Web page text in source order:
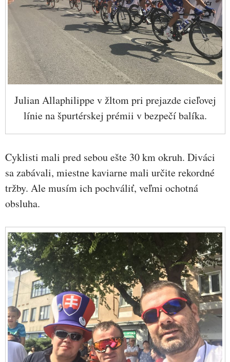
Julian Allaphilippe v žltom pri prejazde cieľovej
línie na špurtérskej prémii v bezpečí balíka.
Cyklisti mali pred sebou ešte 30 km okruh. Diváci
sa zabávali, miestne kaviarne mali určite rekordné
tržby. Ale musím ich pochváliť, veľmi ochotná
obsluha.